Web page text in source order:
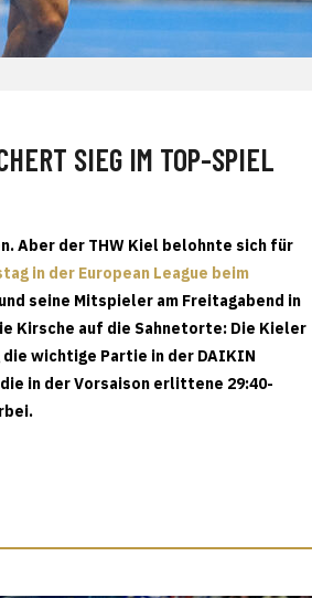
SIEG IM TOP-SPIEL
Aber der THW Kiel belohnte sich für
in der European League beim
seine Mitspieler am Freitagabend in
Kirsche auf die Sahnetorte: Die Kieler
wichtige Partie in der DAIKIN
in der Vorsaison erlittene 29:40-